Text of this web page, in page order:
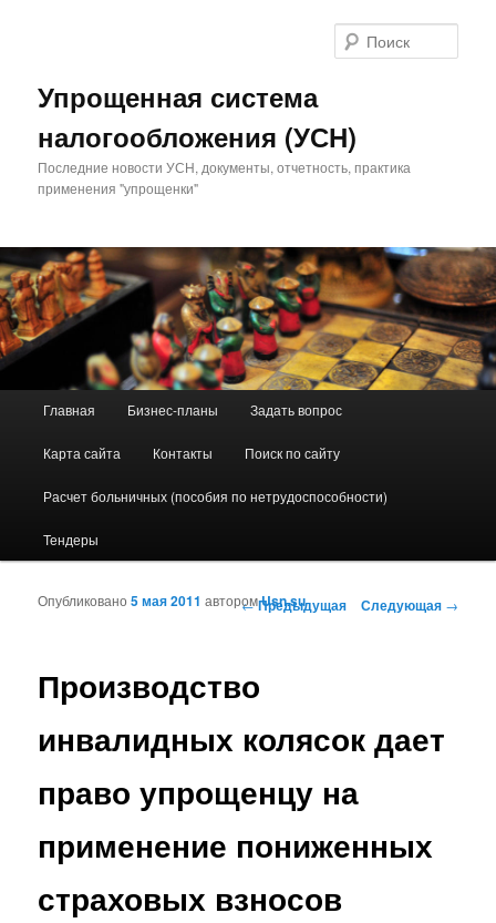
Упрощенная система
налогообложения (УСН)
Последние новости УСН, документы, отчетность, практика
применения "упрощенки"
Перейти к основному содержимому
Перейти к дополнительному содержимому
Главная Бизнес-планы Задать вопрос
Карта сайта Контакты Поиск по сайту
Расчет больничных (пособия по нетрудоспособности)
Тендеры
Навигация по записям
←Предыдущая Следующая →
Производство
инвалидных колясок дает
право упрощенцу на
применение пониженных
страховых взносов
Опубликовано5 мая 2011 авторомUsn.su